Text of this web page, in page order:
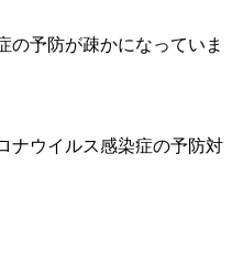
の予防が疎かになっていま
ナウイルス感染症の予防対